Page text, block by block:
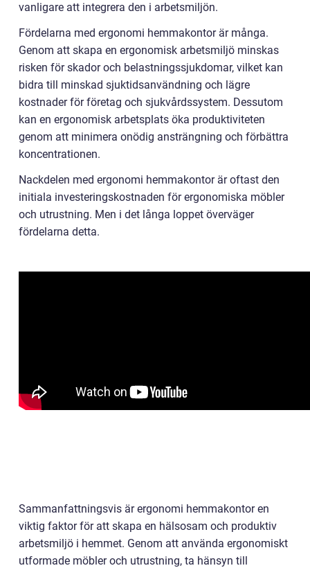
vanligare att integrera den i arbetsmiljön.
Fördelarna med ergonomi hemmakontor är många.
Genom att skapa en ergonomisk arbetsmiljö minskas
risken för skador och belastningssjukdomar, vilket kan
bidra till minskad sjuktidsanvändning och lägre
kostnader för företag och sjukvårdssystem. Dessutom
kan en ergonomisk arbetsplats öka produktiviteten
genom att minimera onödig ansträngning och förbättra
koncentrationen.
Nackdelen med ergonomi hemmakontor är oftast den
initiala investeringskostnaden för ergonomiska möbler
och utrustning. Men i det långa loppet överväger
fördelarna detta.
Sammanfattningsvis är ergonomi hemmakontor en
viktig faktor för att skapa en hälsosam och produktiv
arbetsmiljö i hemmet. Genom att använda ergonomiskt
utformade möbler och utrustning, ta hänsyn till